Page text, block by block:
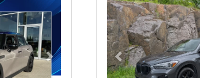
Next Previous